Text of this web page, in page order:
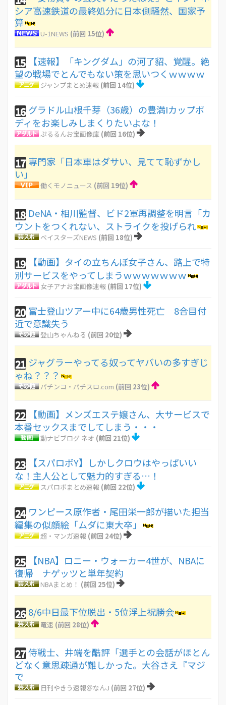
シア高速鉄道の最終処分に日本側騒然、国家予
算
U-1NEWS (前回 15位)
15
【速報】「キングダム」の河了貂、覚醒。絶
望の戦場でとんでもない策を思いつくｗｗｗｗ
ジャンプまとめ速報 (前回 14位)
16 グラドル山根千芽（36歳）の豊満Iカップボ
ディをお楽しみしまくりたいよな！
ぷるるんお宝画像庫 (前回 16位)
17 専門家「日本車はダサい、見てて恥ずかし
い」
働くモノニュース (前回 19位)
18 DeNA・相川監督、ビド2軍再調整を明言「カ
ウントをつくれない、ストライクを投げられ
ベイスターズNEWS (前回 18位)
19
【動画】タイの立ちんぼ女子さん、路上で特
別サービスをやってしまうｗｗｗｗｗｗｗ
女子アナお宝画像速報 (前回 17位)
20 富士登山ツアー中に64歳男性死亡 8合目付
近で意識失う
登山ちゃんねる (前回 20位)
21 ジャグラーやってる奴ってヤバいの多すぎじ
ゃね？？？
パチンコ・パチスロ.com (前回 23位)
22
【動画】メンズエステ嬢さん、大サービスで
本番セックスまでしてしまう・・・
動ナビブログ ネオ (前回 21位)
23
【スパロボY】しかしクロウはやっぱいい
な！主人公として魅力的すぎる…！
スパロボまとめ速報 (前回 22位)
24 ワンピース原作者・尾田栄一郎が描いた担当
編集の似顔絵「ムダに東大卒」
超・マンガ速報 (前回 24位)
25
【NBA】ロニー・ウォーカー4世が、NBAに
復帰 ナゲッツと単年契約
NBAまとめ！ (前回 25位)
26 8/6中日最下位脱出・5位浮上祝勝会
竜速 (前回 28位)
27侍戦士、井端を酷評「選手との会話がほとん
どなく意思疎通が難しかった。大谷さえ『マジ
で
日刊やきう速報＠なんJ (前回 27位)